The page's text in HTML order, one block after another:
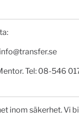
info@transfer.se
Tel: 08-546
inom säkerhet. Vi